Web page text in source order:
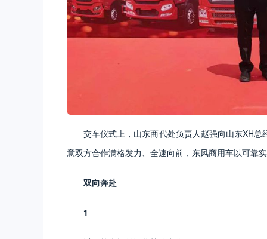
交车仪式上，山东商代处负责人赵强向山东XH
意双方合作满格发力、全速向前，东风商用车以可靠
双向奔赴
1